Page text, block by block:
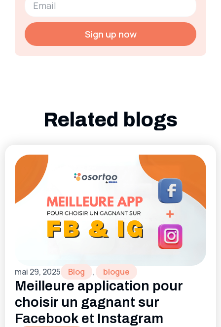
Sign up now
Related blogs
mai 29, 2025 Blog , blogue
Meilleure application pour
choisir un gagnant sur
Facebook et Instagram